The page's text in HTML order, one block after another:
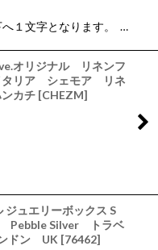
１文字となります。 …
オリジナル リネンフ
リア シェモア リネ
カチ [CHEZM]
ジュエリーボックス S
Pebble Silver トラベ
ドン UK [76462]